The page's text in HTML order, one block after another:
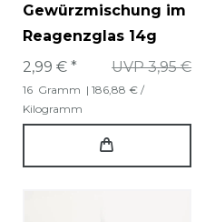
Gewürzmischung im
Reagenzglas 14g
UVP 3,95 €
2,99 € *
16 Gramm | 186,88 € /
Kilogramm